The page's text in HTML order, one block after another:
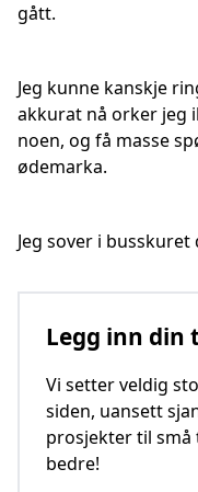
gått.
Jeg kunne kanskje
akkurat nå orker jeg
noen, og få masse
ødemarka.
Jeg sover i
Legg inn din
Vi setter veldig
siden, uansett
prosjekter til små
bedre!